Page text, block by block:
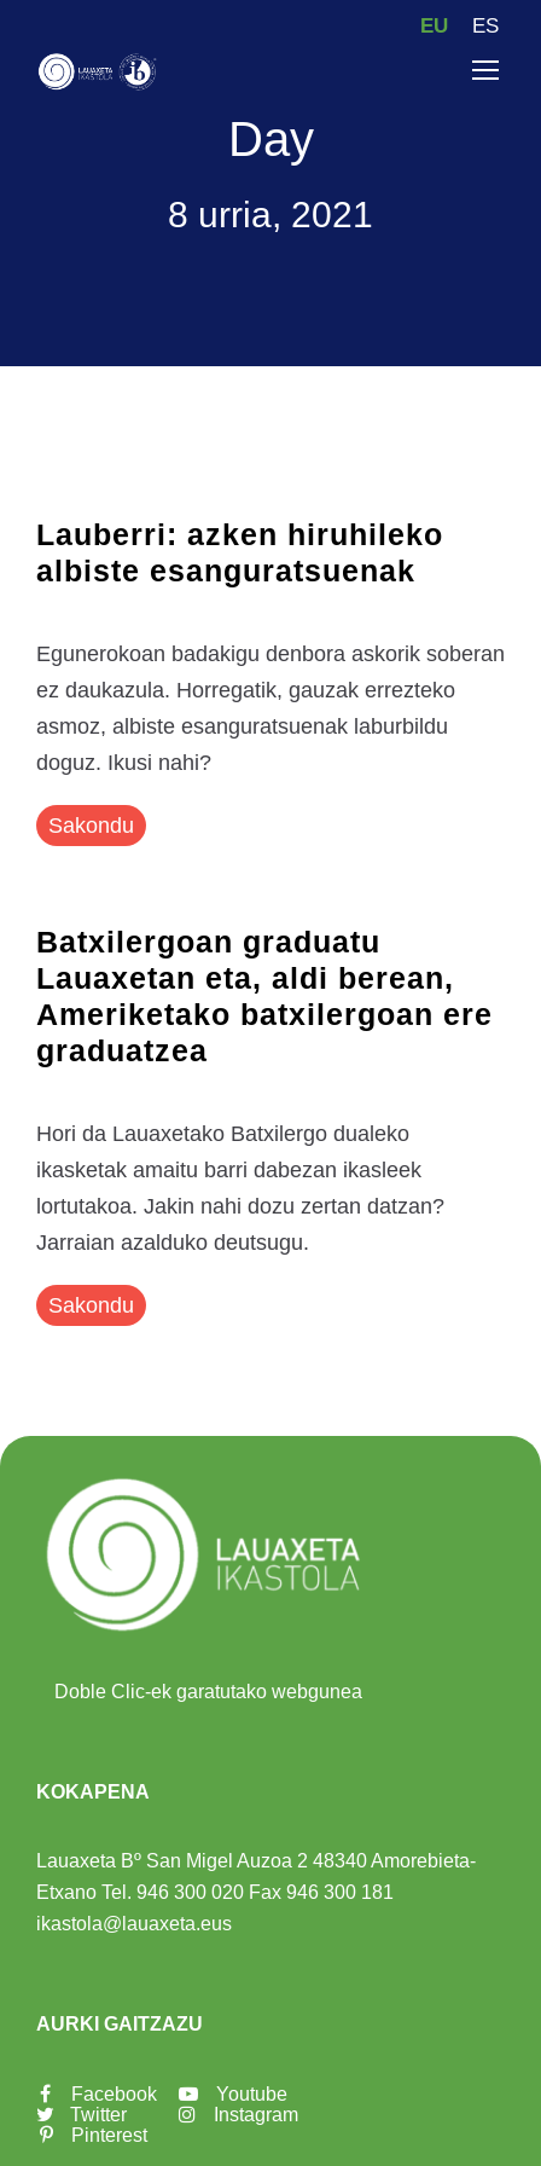
EU ES
Day
8 urria, 2021
Lauberri: azken hiruhileko
albiste esanguratsuenak
Egunerokoan badakigu denbora askorik soberan
ez daukazula. Horregatik, gauzak errezteko
asmoz, albiste esanguratsuenak laburbildu
doguz. Ikusi nahi?
Sakondu
Batxilergoan graduatu
Lauaxetan eta, aldi berean,
Ameriketako batxilergoan ere
graduatzea
Hori da Lauaxetako Batxilergo dualeko
ikasketak amaitu barri dabezan ikasleek
lortutakoa. Jakin nahi dozu zertan datzan?
Jarraian azalduko deutsugu.
Sakondu
Doble Clic-ek garatutako webgunea
KOKAPENA
Lauaxeta Bº San Migel Auzoa 2 48340 Amorebieta-
Etxano Tel. 946 300 020 Fax 946 300 181
ikastola@lauaxeta.eus
AURKI GAITZAZU
Facebook
Twitter
Pinterest
Youtube
Instagram